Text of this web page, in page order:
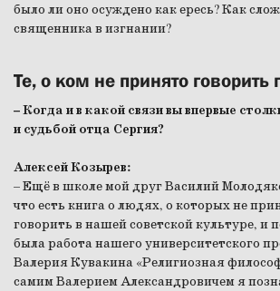
было ли оно осуждено как ересь? Как
священника в изгнании?
Те, о ком не принято говорить
– Когда и в какой связи вы впервые
и судьбой отца Сергия?
Алексей Козырев:
– Ещё в школе мой друг Василий
что есть книга о людях, о которых не
говорить в нашей советской культуре, и
была работа нашего университетского
Валерия Кувакина «Религиозная
самим Валерием Александровичем я